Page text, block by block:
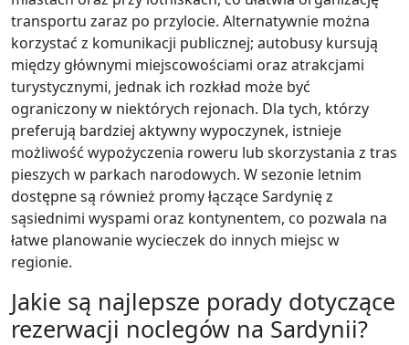
transportu zaraz po przylocie. Alternatywnie można
korzystać z komunikacji publicznej; autobusy kursują
między głównymi miejscowościami oraz atrakcjami
turystycznymi, jednak ich rozkład może być
ograniczony w niektórych rejonach. Dla tych, którzy
preferują bardziej aktywny wypoczynek, istnieje
możliwość wypożyczenia roweru lub skorzystania z tras
pieszych w parkach narodowych. W sezonie letnim
dostępne są również promy łączące Sardynię z
sąsiednimi wyspami oraz kontynentem, co pozwala na
łatwe planowanie wycieczek do innych miejsc w
regionie.
Jakie są najlepsze porady dotyczące
rezerwacji noclegów na Sardynii?